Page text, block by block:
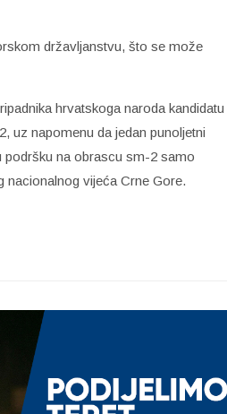
državljanstvu, što se može
hrvatskoga naroda kandidatu
uz napomenu da jedan punoljetni
podršku na obrascu sm-2 samo
nacionalnog vijeća Crne Gore.